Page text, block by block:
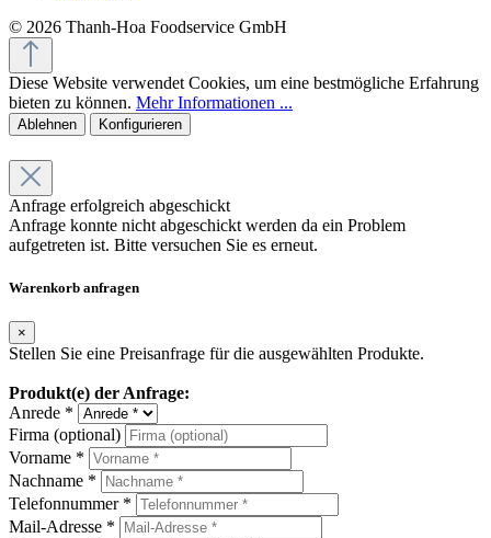
© 2026 Thanh-Hoa Foodservice GmbH
Diese Website verwendet Cookies, um eine bestmögliche Erfahrung
bieten zu können. Mehr Informationen ...
Ablehnen Konfigurieren
Anfrage erfolgreich abgeschickt
Anfrage konnte nicht abgeschickt werden da ein Problem
aufgetreten ist. Bitte versuchen Sie es erneut.
Warenkorb anfragen
×
Stellen Sie eine Preisanfrage für die ausgewählten Produkte.
Produkt(e) der Anfrage:
Anrede *
Firma (optional)
Vorname *
Nachname *
Telefonnummer *
Mail-Adresse *